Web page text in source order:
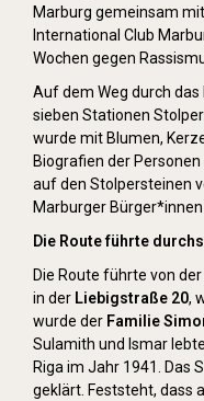
Marburg gemeinsam
International Club
Wochen gegen
Auf dem Weg durch
sieben Stationen
wurde mit Blumen,
Biografien der
auf den Stolpersteinen
Marburger
Die Route führte
Die Route führte von
in der Liebigstraße 20,
wurde der Familie
Sulamith und Ismar
Riga im Jahr 1941. Das
geklärt. Feststeht, dass